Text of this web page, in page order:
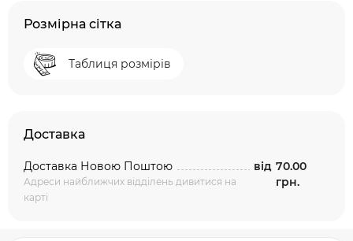
Розмірна сітка
Таблиця розмірів
Доставка
Доставка Новою Поштою
Адреси найближчих відділень дивитися на
карті
від 70.00
грн.